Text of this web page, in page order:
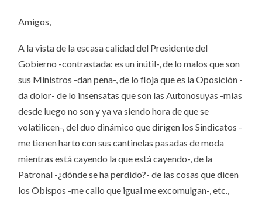
Amigos,
A la vista de la escasa calidad del Presidente del
Gobierno -contrastada: es un inútil-, de lo malos que son
sus Ministros -dan pena-, de lo floja que es la Oposición -
da dolor- de lo insensatas que son las Autonosuyas -mías
desde luego no son y ya va siendo hora de que se
volatilicen-, del duo dinámico que dirigen los Sindicatos -
me tienen harto con sus cantinelas pasadas de moda
mientras está cayendo la que está cayendo-, de la
Patronal -¿dónde se ha perdido?- de las cosas que dicen
los Obispos -me callo que igual me excomulgan-, etc.,